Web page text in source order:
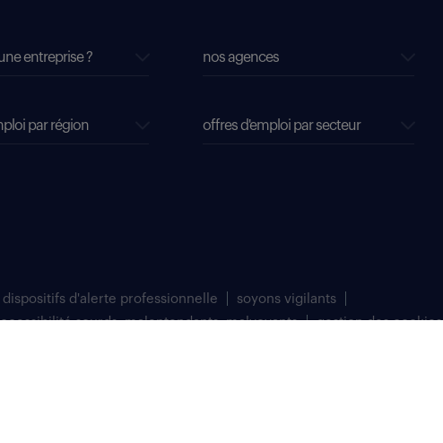
entreprise ? nos agences
par région offres d'emploi par secteur
dispositifs d'alerte professionnelle
soyons vigilants
sourds, malentendants, malvoyants
gestion des cookies